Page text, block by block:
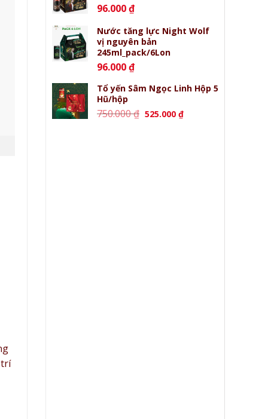
96.000₫
Nước tăng lực Night Wolf
vị nguyên bản
245ml_pack/6Lon
96.000₫
Tổ yến Sâm Ngọc Linh Hộp 5
Hũ/hộp
750.000₫ Giá
525.000 ₫Giá